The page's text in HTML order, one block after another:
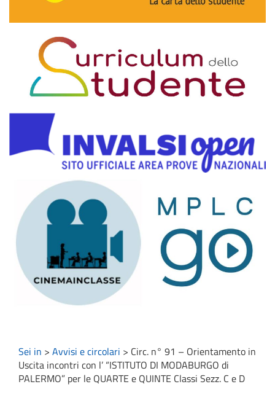
Sei in > Avvisi e circolari > Circ. n° 91 – Orientamento in
Uscita incontri con l’ “ISTITUTO DI MODABURGO di
PALERMO” per le QUARTE e QUINTE Classi Sezz. C e D